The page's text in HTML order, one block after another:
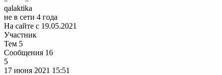
qalaktika
не в сети 4 года
На сайте с 19.05.2021
Участник
Тем 5
Сообщения 16
5
17 июня 2021 15:51